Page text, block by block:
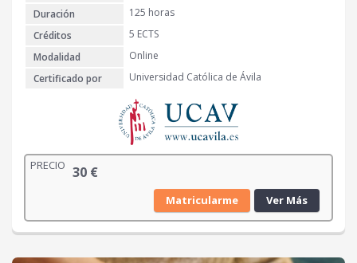
Duración
125 horas
Créditos
5 ECTS
Modalidad
Online
Certificado por
Universidad Católica de Ávila
PRECIO 30 €
Matricularme Ver Más